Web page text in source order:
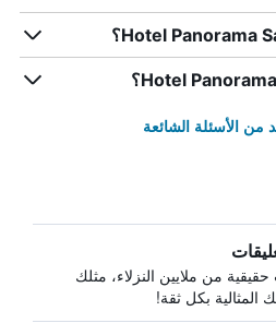
الأسئلة الشائعة
من ملايين النزلاء، مثلك
المثالية بكل ثقة!